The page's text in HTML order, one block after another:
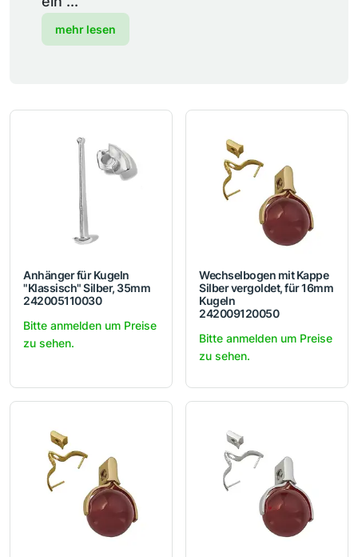
mehr lesen
Anhänger für Kugeln
"Klassisch" Silber, 35mm
242005110030
Bitte anmelden um Preise
zu sehen.
Wechselbogen mit Kappe
Silber vergoldet, für 16mm
Kugeln
242009120050
Bitte anmelden um Preise
zu sehen.